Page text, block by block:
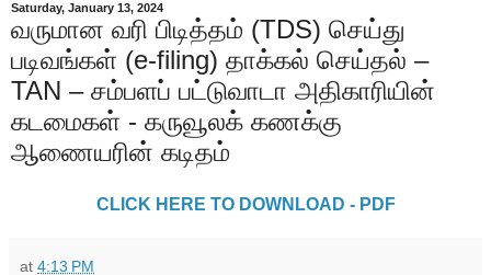
Saturday, January 13, 2024
வருமான வரி பிடித்தம் (TDS) செய்து
படிவங்கள் (e-filing) தாக்கல் செய்தல் –
TAN – சம்பளப் பட்டுவாடா அதிகாரியின்
கடமைகள் - கருவூலக் கணக்கு
ஆணையரின் கடிதம்
CLICK HERE TO DOWNLOAD - PDF
at 4:13 PM